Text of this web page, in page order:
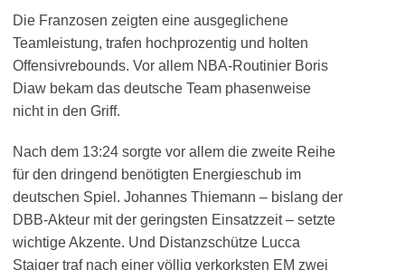
Die Franzosen zeigten eine ausgeglichene
Teamleistung, trafen hochprozentig und holten
Offensivrebounds. Vor allem NBA-Routinier Boris
Diaw bekam das deutsche Team phasenweise
nicht in den Griff.
Nach dem 13:24 sorgte vor allem die zweite Reihe
für den dringend benötigten Energieschub im
deutschen Spiel. Johannes Thiemann – bislang der
DBB-Akteur mit der geringsten Einsatzzeit – setzte
wichtige Akzente. Und Distanzschütze Lucca
Staiger traf nach einer völlig verkorksten EM zwei